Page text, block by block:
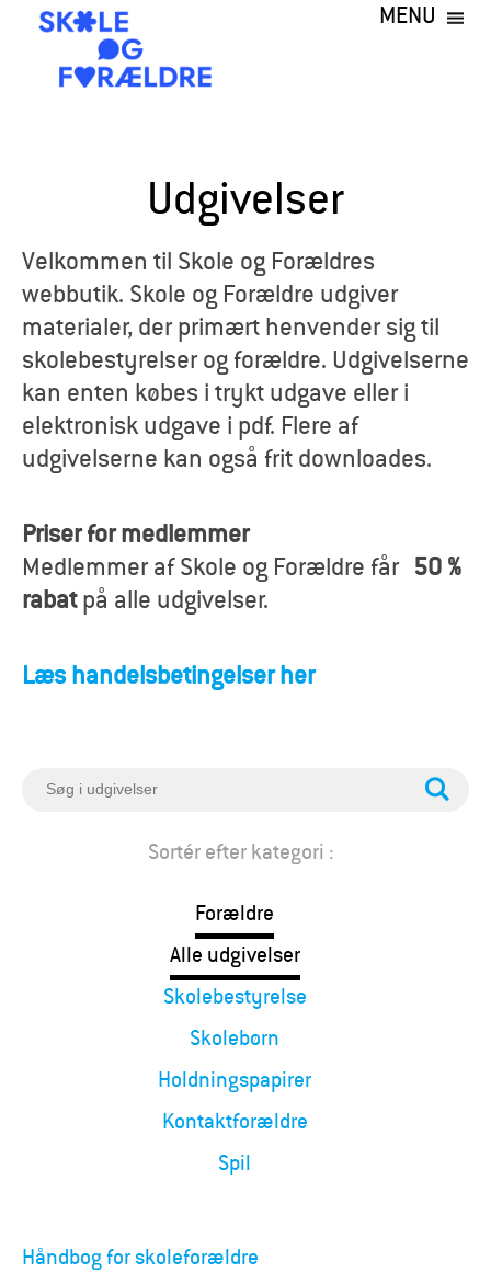
hovedindhold
l
e
o
g
F
r
æ
d
e
MENU
Udgivelser
Velkommen til Skole og Forældres
webbutik. Skole og Forældre udgiver
materialer, der primært henvender sig til
skolebestyrelser og forældre. Udgivelserne
kan enten købes i trykt udgave eller i
elektronisk udgave i pdf. Flere af
udgivelserne kan også frit downloades.
Priser for medlemmer
Medlemmer af Skole og Forældre får 50 %
rabatpå alle udgivelser.
Læs handelsbetingelser her
S
Sortér efter kategori :
Forældre
Alle udgivelser
Skolebestyrelse
Skolebørn
Holdningspapirer
Kontaktforældre
Spil
Håndbog for skoleforældre